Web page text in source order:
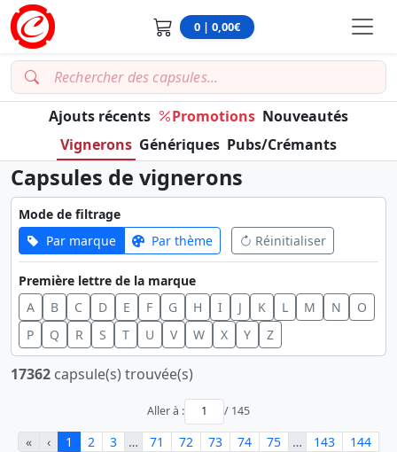
0 | 0,00€
Ajouts récents Promotions Nouveautés
Vignerons Génériques Pubs/Crémants
Capsules de vignerons
Mode de filtrage
Par marque
Par thème Réinitialiser
Première lettre de la marque
A
B C D E F G H I J K L M N
O
P
Q R S T U V W X Y Z
17362 capsule(s) trouvée(s)
Aller à : / 145
« ‹ 1 2 3 … 71 72 73 74 75 … 143
144